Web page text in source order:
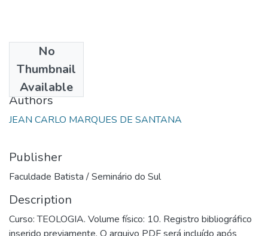
No
Thumbnail
Available
1999
Authors
JEAN CARLO MARQUES DE SANTANA
Publisher
Faculdade Batista / Seminário do Sul
Description
Curso: TEOLOGIA. Volume físico: 10. Registro bibliográfico